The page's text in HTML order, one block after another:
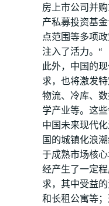
房上市公司并
产私募投资基
点范围等多项
注入了活力。“
此外，中国的
求，也将激发
物流、冷库、
学产业等。这
中国未来现代
国的城镇化浪
于成熟市场核
经产生了一定
求，其中受益
和长租公寓等